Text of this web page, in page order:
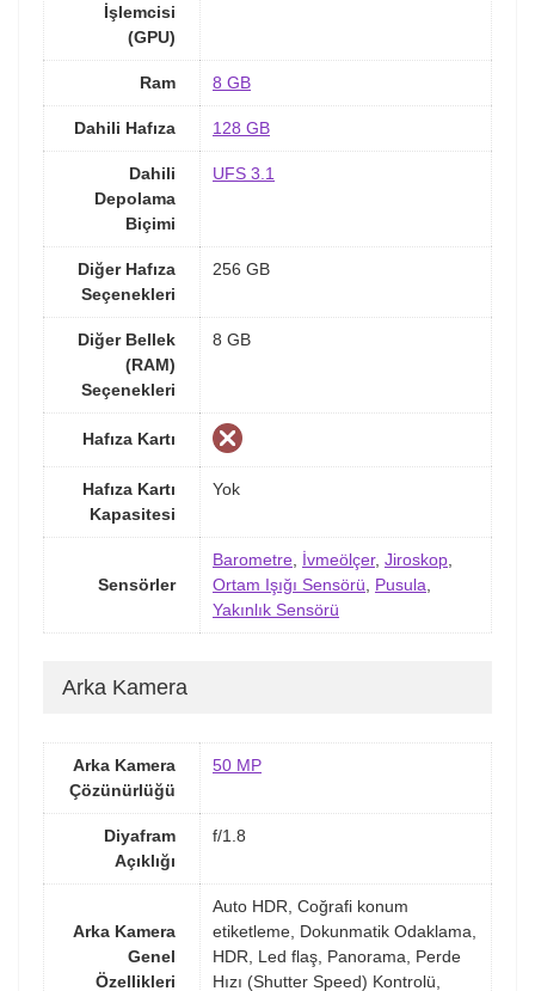
İşlemcisi
(GPU)
Ram 8 GB
Dahili Hafıza 128 GB
Dahili
Depolama
Biçimi
UFS 3.1
Diğer Hafıza
Seçenekleri
256 GB
Diğer Bellek
(RAM)
Seçenekleri
8 GB
Hafıza Kartı
Hafıza Kartı
Kapasitesi
Yok
Sensörler
Barometre İvmeölçer, Jiroskop
Ortam Işığı Sensörü
Pusula
Yakınlık Sensörü
Arka Kamera
Arka Kamera
Çözünürlüğü
50 MP
Diyafram
Açıklığı
f/1.8
Arka Kamera
Genel
Özellikleri
Auto HDR, Coğrafi konum
etiketleme, Dokunmatik Odaklama,
HDR, Led flaş, Panorama, Perde
Hızı (Shutter Speed) Kontrolü,